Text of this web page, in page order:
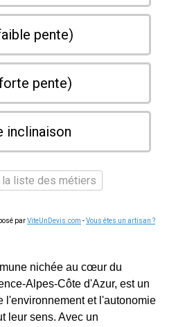
pente)
pente)
inclinaison
la liste des métiers
parViteUnDevis.com -Vous êtes un artisan ?
nichée au cœur du
Alpes-Côte d'Azur, est un
l'environnement et l'autonomie
leur sens. Avec un